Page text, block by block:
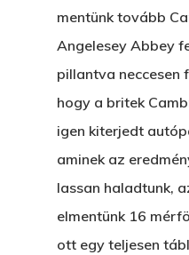
mentünk tovább
Angelesey Abbey
pillantva neccesen
hogy a britek
igen kiterjedt
aminek az
lassan haladtunk,
elmentünk 16
ott egy teljesen